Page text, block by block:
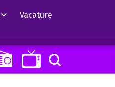
Vacature